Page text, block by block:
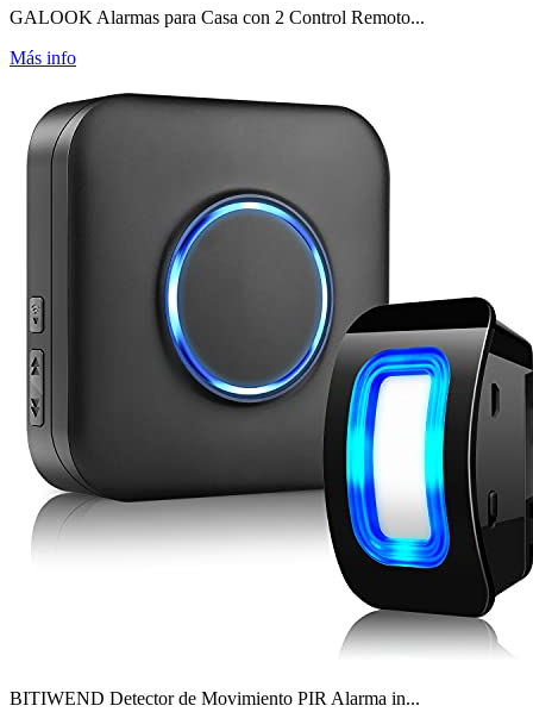
GALOOK Alarmas para Casa con 2 Control Remoto...
Más info
BITIWEND Detector de Movimiento PIR Alarma in...